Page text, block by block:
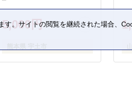
5,000円
。サイトの閲覧を継続された場合、